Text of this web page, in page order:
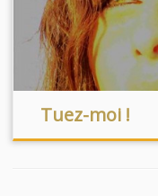
Tuez-moi !